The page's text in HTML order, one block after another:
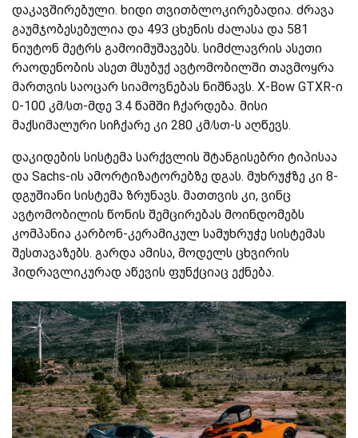
დაკავშირებული. ხიდი თვითბლოკირებადია. ძრავა
გაუმჯობესებულია და 493 ცხენის ძალასა და 581
ნიუტონ მეტრს გამოიმუშავებს. სიმძლავრის ასეთი
რაოდენობის ასეთ მსუბუქ ავტომობილში თავმოყრა
მართვის საოცარ სიამოვნებას ნიშნავს. X-Bow GTXR-ი
0-100 კმ/სთ-მდე 3.4 წამში ჩქარდება. მისი
მაქსიმალური სიჩქარე კი 280 კმ/სთ-ს აღწევს.
დაკიდების სისტემა სარქვლის შტანგისებრი ტიპისაა
და Sachs-ის ამორტიზატორებზე დგას. მუხრუჭზე კი 8-
დგუშიანი სისტემა ზრუნავს. მათთვის კი, ვინც
ავტომობილის წონის შემცირებას მოინდომებს
კომპანია კარბონ-კერამიკულ სამუხრუჭე სისტემას
შესთავაზებს. გარდა ამისა, მოდელს ცხვირის
ჰიდრავლიკურად აწევის ფუნქციაც ექნება.